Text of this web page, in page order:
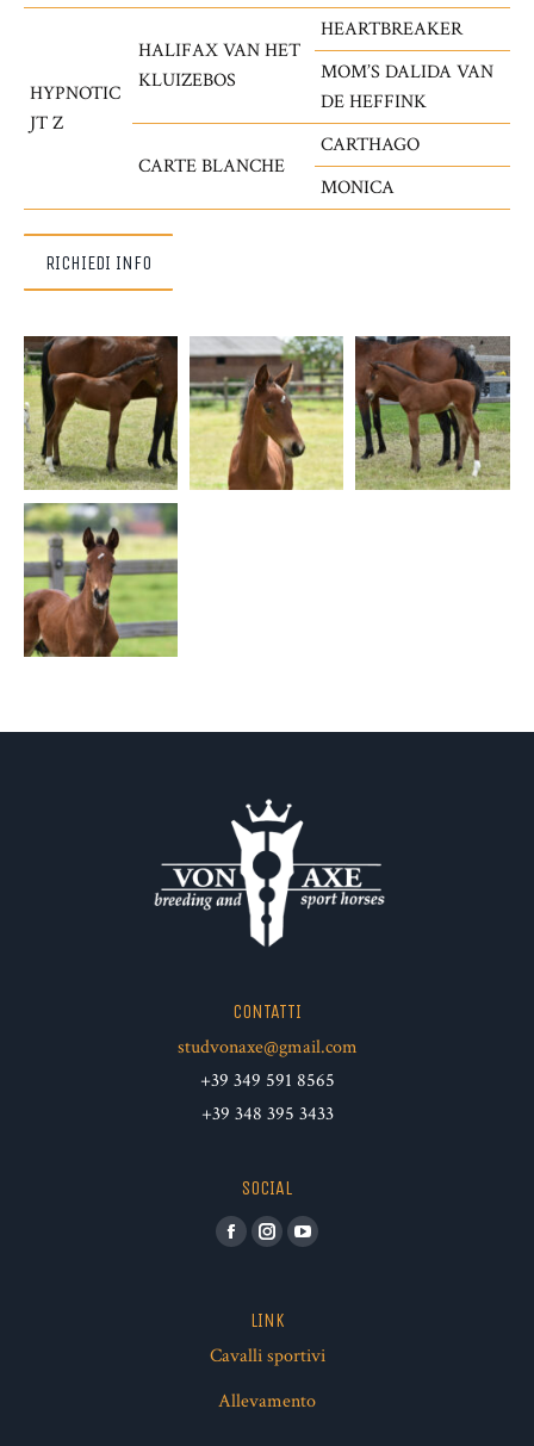
HYPNOTIC
JT Z
HALIFAX VAN HET
KLUIZEBOS
HEARTBREAKER
MOM’S DALIDA VAN
DE HEFFINK
CARTE BLANCHE
CARTHAGO
MONICA
RICHIEDI INFO
CONTATTI
studvonaxe@gmail.com
+39 349 591 8565
+39 348 395 3433
SOCIAL
Facebook
InstagramYouTube
LINK
Cavalli sportivi
Allevamento